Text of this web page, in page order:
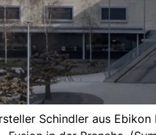
Schindler aus